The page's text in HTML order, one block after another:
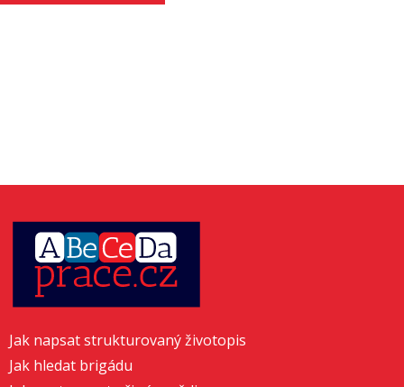
Jak napsat strukturovaný životopis
Jak hledat brigádu